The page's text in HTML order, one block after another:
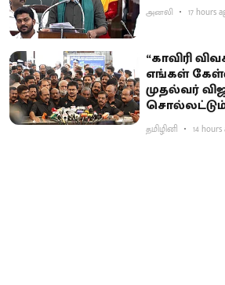
அனலி 17 hours
“காவிரி
எங்கள்
முதல்வர்
தமிழினி 14